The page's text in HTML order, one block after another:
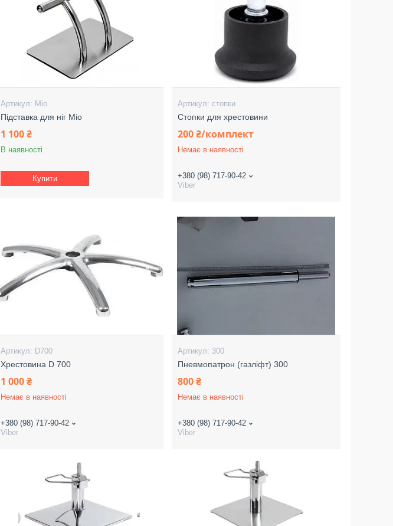
Mio
Підставка для ніг Mio
1 100 ₴
В наявності
Купити
стопки
Стопки для хрестовини
200 ₴/комплект
Немає в наявності
+380 (98) 717-90-42
Viber
D700
Хрестовина D 700
1 000 ₴
Немає в наявності
+380 (98) 717-90-42
Viber
300
Пневмопатрон (газліфт) 300
800 ₴
Немає в наявності
+380 (98) 717-90-42
Viber